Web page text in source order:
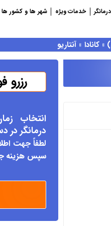
خدمات ویژه شهر ها و کشور ها
»کانادا » آنتاریو
رزرو
انتخاب
درمانگر در
لطفاً جهت
سپس هزینه